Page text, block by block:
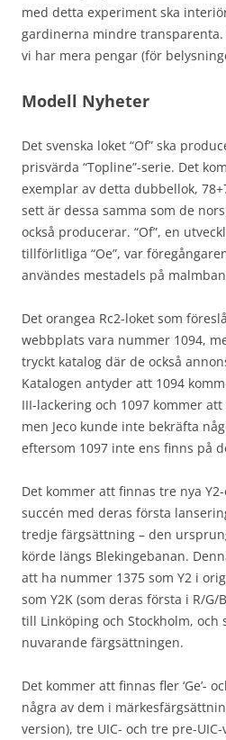
med detta experiment ska
gardinerna mindre
vi har mera pengar (för
Modell Nyheter
Det svenska loket “Of” ska
prisvärda “Topline”-serie. Det
exemplar av detta dubbellok,
sett är dessa samma som de
också producerar. “Of”, en
tillförlitliga “Oe”, var
användes mestadels på
Det orangea Rc2-loket som
webbplats vara nummer 1094,
tryckt katalog där de också
Katalogen antyder att 1094
III-lackering och 1097 kommer
men Jeco kunde inte bekräfta
eftersom 1097 inte ens finns på
Det kommer att finnas tre nya
succén med deras första
tredje färgsättning – den
körde längs Blekingebanan.
att ha nummer 1375 som Y2 i
som Y2K (som deras första i R/
till Linköping och Stockholm, och
nuvarande färgsättningen.
Det kommer att finnas fler ‘Ge’-
några av dem i
version), tre UIC- och tre pre-